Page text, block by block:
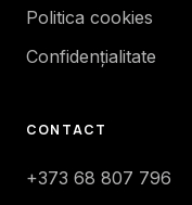
Politica cookies
Confidențialitate
CONTACT
+373 68 807 796